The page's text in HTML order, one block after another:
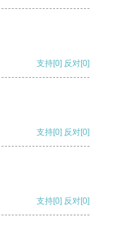
支持[0] 反对[0]
支持[0] 反对[0]
支持[0] 反对[0]